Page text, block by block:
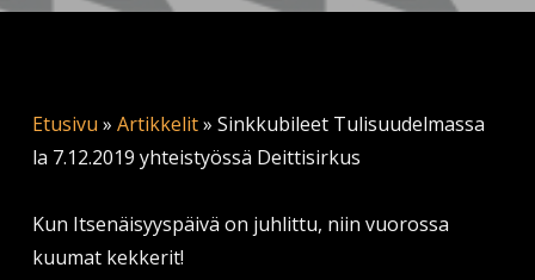
Etusivu » Artikkelit» Sinkkubileet Tulisuudelmassa
la 7.12.2019 yhteistyössä Deittisirkus
Kun Itsenäisyyspäivä on juhlittu, niin vuorossa
kuumat kekkerit!